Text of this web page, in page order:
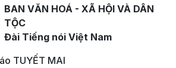
BAN VĂN HOÁ - XÃ HỘI VÀ DÂN
TỘC
Đài Tiếng nói Việt Nam
TUYẾT MAI